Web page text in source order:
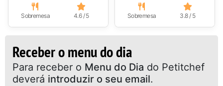
Sobremesa 4.6 / 5 Sobremesa 3.8 / 5
Receber o menu do dia
Para receber o Menu do Dia do Petitchef
deverá introduzir o seu email.